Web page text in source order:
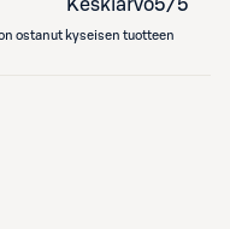
Keskiarvo5/5
ostanut kyseisen tuotteen